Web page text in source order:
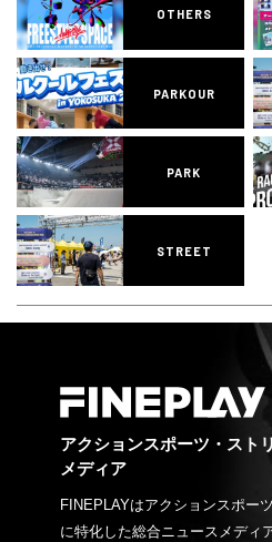
OTHERS
PARKOUR
PARK
STREET
アクションスポーツ・スト
メディア
FINEPLAYはアクションスポー
に特化した総合ニュースメディ